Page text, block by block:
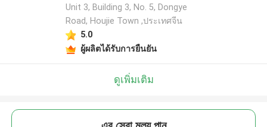
Unit 3, Building 3, No. 5, Dongye
Road, Houjie Town ,ประเทศจีน
5.0
ผู้ผลิตได้รับการยืนยัน
ดูเพิ่มเติม